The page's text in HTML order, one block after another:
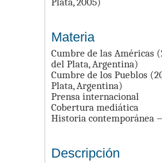
Plata, 2005)
Materia
Cumbre de las Américas
del Plata, Argentina)
Cumbre de los Pueblos
Plata, Argentina)
Prensa internacional
Cobertura mediática
Historia contemporánea
Descripción